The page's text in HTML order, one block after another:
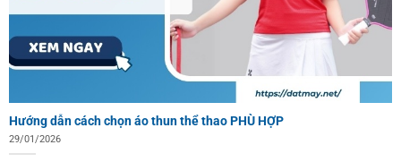
Hướng dẫn cách chọn áo thun thể thao PHÙ HỢP
29/01/2026